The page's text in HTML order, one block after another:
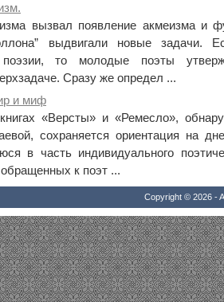
вызвал появление акмеизма и
выдвигали новые задачи.
поэзии, то молодые поэты
Сразу же определ ...
и миф
«Версты» и «Ремесло»,
сохраняется ориентация на
в часть индивидуального
к поэт ...
Copyright © 2026 -